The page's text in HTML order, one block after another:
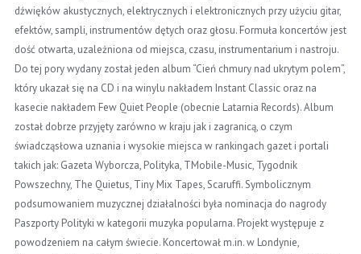
dźwięków akustycznych, elektrycznych i elektronicznych przy użyciu gitar,
efektów, sampli, instrumentów dętych oraz głosu. Formuła koncertów jest
dość otwarta, uzależniona od miejsca, czasu, instrumentarium i nastroju.
Do tej pory wydany został jeden album “Cień chmury nad ukrytym polem”,
który ukazał się na CD i na winylu nakładem Instant Classic oraz na
kasecie nakładem Few Quiet People (obecnie Latarnia Records). Album
został dobrze przyjęty zarówno w kraju jak i zagranicą, o czym
świadcząsłowa uznania i wysokie miejsca w rankingach gazet i portali
takich jak: Gazeta Wyborcza, Polityka, TMobile-Music, Tygodnik
Powszechny, The Quietus, Tiny Mix Tapes, Scaruffi. Symbolicznym
podsumowaniem muzycznej działalności była nominacja do nagrody
Paszporty Polityki w kategorii muzyka popularna. Projekt występuje z
powodzeniem na całym świecie. Koncertował m.in. w Londynie,